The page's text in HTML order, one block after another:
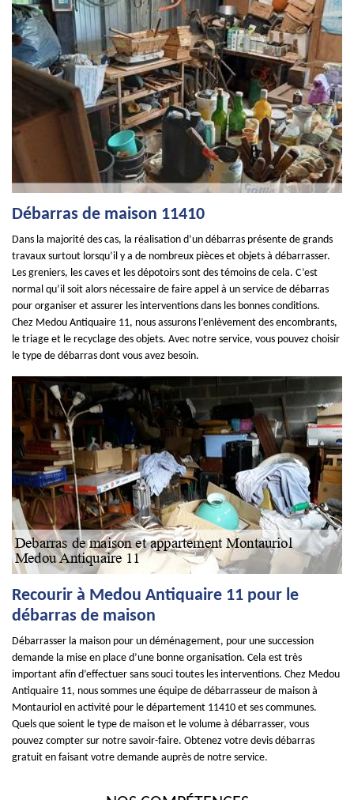
Débarras de maison 11410
Dans la majorité des cas, la réalisation d’un débarras présente de grands
travaux surtout lorsqu’il y a de nombreux pièces et objets à débarrasser.
Les greniers, les caves et les dépotoirs sont des témoins de cela. C’est
normal qu’il soit alors nécessaire de faire appel à un service de débarras
pour organiser et assurer les interventions dans les bonnes conditions.
Chez Medou Antiquaire 11, nous assurons l’enlèvement des encombrants,
le triage et le recyclage des objets. Avec notre service, vous pouvez choisir
le type de débarras dont vous avez besoin.
Recourir à Medou Antiquaire 11 pour le
débarras de maison
Débarrasser la maison pour un déménagement, pour une succession
demande la mise en place d’une bonne organisation. Cela est très
important afin d’effectuer sans souci toutes les interventions. Chez Medou
Antiquaire 11, nous sommes une équipe de débarrasseur de maison à
Montauriol en activité pour le département 11410 et ses communes.
Quels que soient le type de maison et le volume à débarrasser, vous
pouvez compter sur notre savoir-faire. Obtenez votre devis débarras
gratuit en faisant votre demande auprès de notre service.